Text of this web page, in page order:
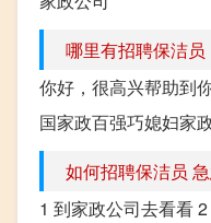
哪里有招聘保洁员
你好，很高兴帮助到
国家政百强巧媳妇家
如何招聘保洁员
1 到家政公司去看看